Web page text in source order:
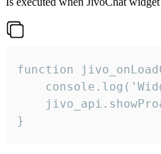
function
}